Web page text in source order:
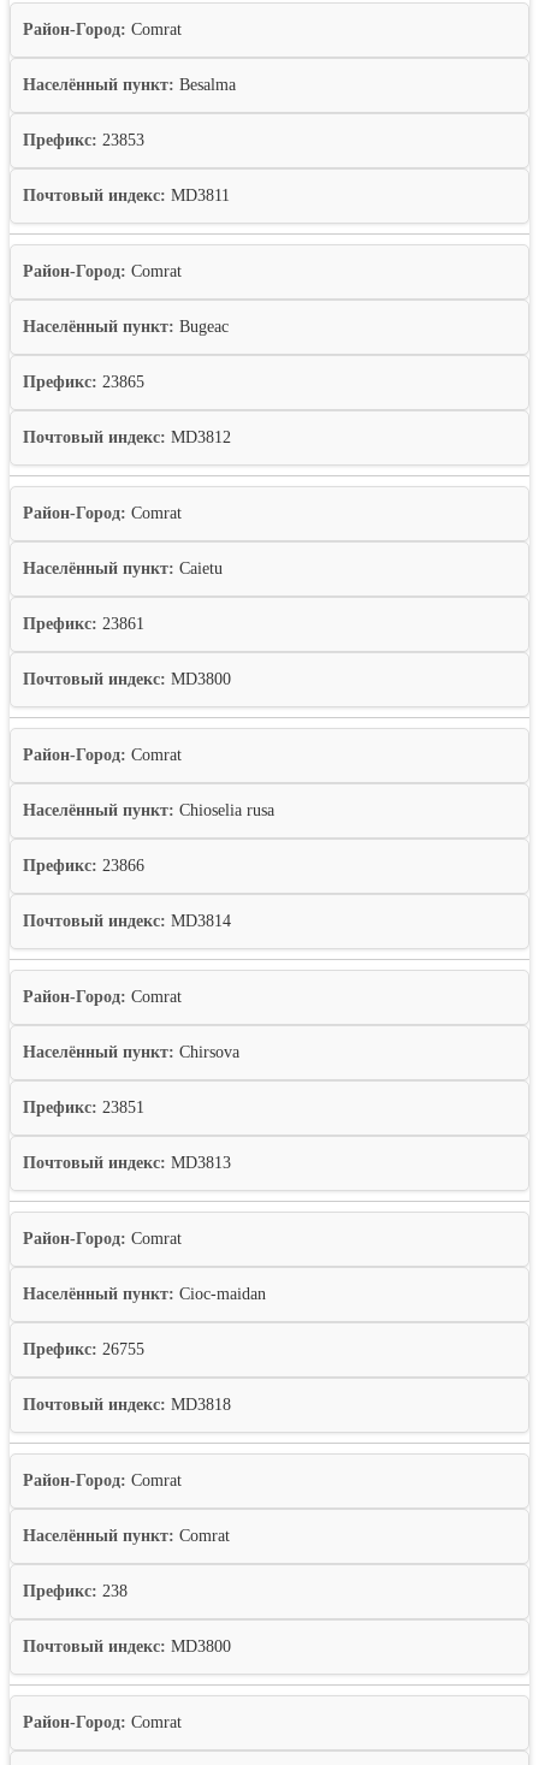
Район-Город: Comrat
Населённый пункт: Besalma
Префикс: 23853
Почтовый индекс: MD3811
Район-Город: Comrat
Населённый пункт: Bugeac
Префикс: 23865
Почтовый индекс: MD3812
Район-Город: Comrat
Населённый пункт: Caietu
Префикс: 23861
Почтовый индекс: MD3800
Район-Город: Comrat
Населённый пункт: Chioselia rusa
Префикс: 23866
Почтовый индекс: MD3814
Район-Город: Comrat
Населённый пункт: Chirsova
Префикс: 23851
Почтовый индекс: MD3813
Район-Город: Comrat
Населённый пункт: Cioc-maidan
Префикс: 26755
Почтовый индекс: MD3818
Район-Город: Comrat
Населённый пункт: Comrat
Префикс: 238
Почтовый индекс: MD3800
Район-Город: Comrat